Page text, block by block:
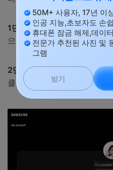
1단계.
으로 로그인합니다.
2단계.상단에서 “프로필”을
클릭하세요.
50M+ 사용자, 17년 이
인공 지능,초보자도 손
휴대폰 잠금 해제,데이
전문가 추천된 사진 및
그램
받기